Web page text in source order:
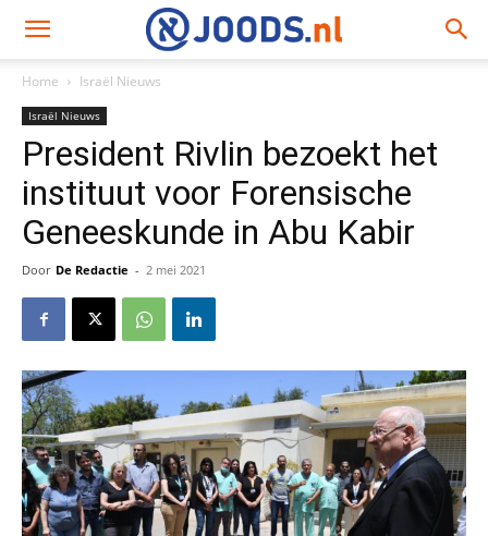
Home Israël Nieuws
Israël Nieuws
President Rivlin bezoekt het
instituut voor Forensische
Geneeskunde in Abu Kabir
Door De Redactie - 2 mei 2021